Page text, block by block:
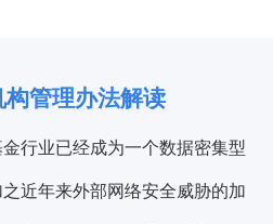
管理办法解读
行业已经成为一个数据密集型
近年来外部网络安全威胁的加